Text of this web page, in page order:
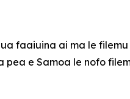
faaiuina ai ma le
pea e Samoa le nofo